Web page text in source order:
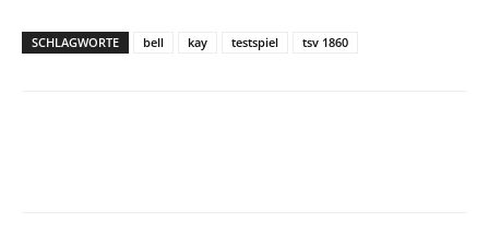
SCHLAGWORTE bell kay testspiel tsv 1860